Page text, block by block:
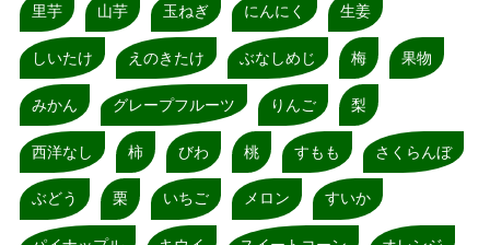
里芋 山芋 玉ねぎ にんにく 生姜
しいたけ えのきたけ ぶなしめじ 梅 果物
みかん グレープフルーツ りんご 梨
西洋なし 柿 びわ 桃 すもも さくらんぼ
ぶどう 栗 いちご メロン すいか